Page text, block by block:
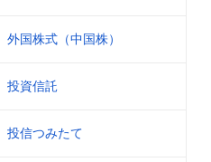
外国株式（中国株）
投資信託
投信つみたて